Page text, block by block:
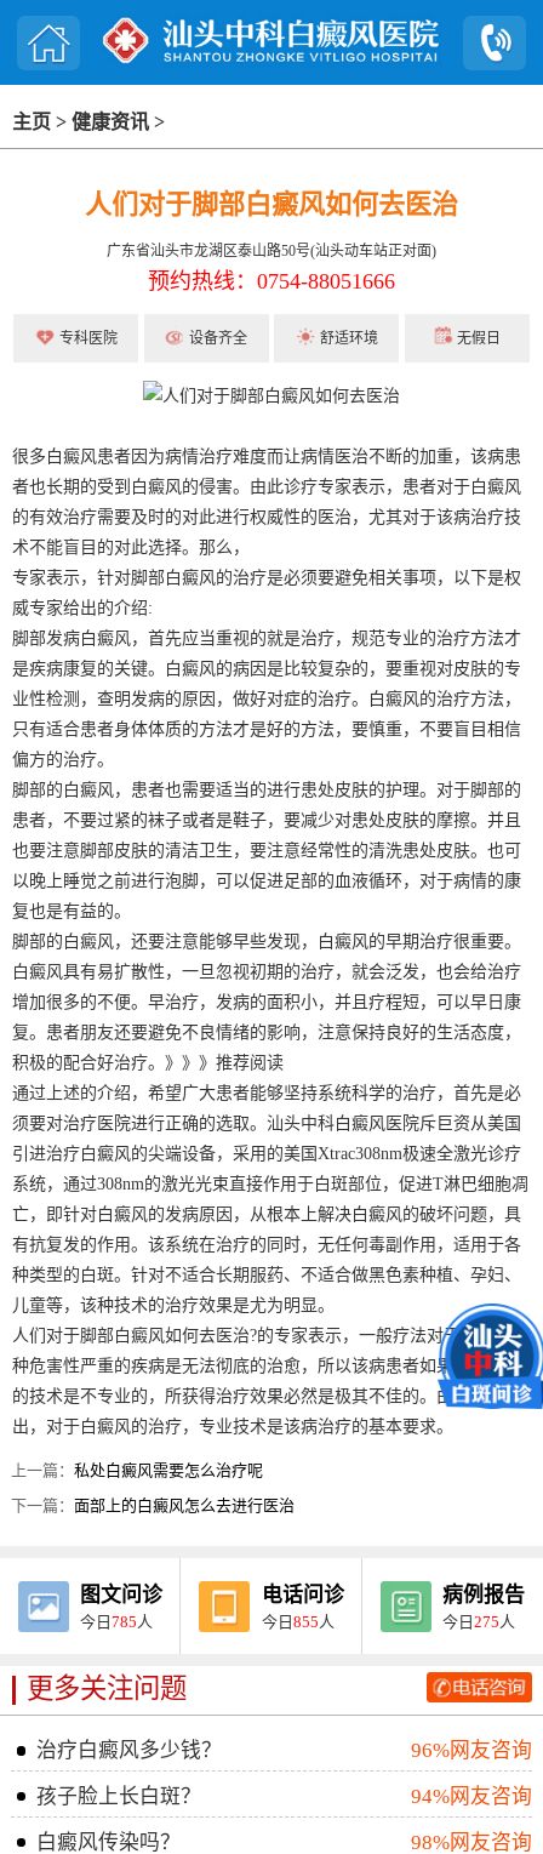
主页 > 健康资讯 >
人们对于脚部白癜风如何去医治
广东省汕头市龙湖区泰山路50号(汕头动车站正对面)
预约热线：0754-88051666
专科医院 设备齐全 舒适环境 无假日
很多白癜风患者因为病情治疗难度而让病情医治不断的加重，该病患
者也长期的受到白癜风的侵害。由此诊疗专家表示，患者对于白癜风
的有效治疗需要及时的对此进行权威性的医治，尤其对于该病治疗技
术不能盲目的对此选择。那么，
专家表示，针对脚部白癜风的治疗是必须要避免相关事项，以下是权
威专家给出的介绍:
脚部发病白癜风，首先应当重视的就是治疗，规范专业的治疗方法才
是疾病康复的关键。白癜风的病因是比较复杂的，要重视对皮肤的专
业性检测，查明发病的原因，做好对症的治疗。白癜风的治疗方法，
只有适合患者身体体质的方法才是好的方法，要慎重，不要盲目相信
偏方的治疗。
脚部的白癜风，患者也需要适当的进行患处皮肤的护理。对于脚部的
患者，不要过紧的袜子或者是鞋子，要减少对患处皮肤的摩擦。并且
也要注意脚部皮肤的清洁卫生，要注意经常性的清洗患处皮肤。也可
以晚上睡觉之前进行泡脚，可以促进足部的血液循环，对于病情的康
复也是有益的。
脚部的白癜风，还要注意能够早些发现，白癜风的早期治疗很重要。
白癜风具有易扩散性，一旦忽视初期的治疗，就会泛发，也会给治疗
增加很多的不便。早治疗，发病的面积小，并且疗程短，可以早日康
复。患者朋友还要避免不良情绪的影响，注意保持良好的生活态度，
积极的配合好治疗。》》》推荐阅读
通过上述的介绍，希望广大患者能够坚持系统科学的治疗，首先是必
须要对治疗医院进行正确的选取。汕头中科白癜风医院斥巨资从美国
引进治疗白癜风的尖端设备，采用的美国Xtrac308nm极速全激光诊疗
系统，通过308nm的激光光束直接作用于白斑部位，促进T淋巴细胞凋
亡，即针对白癜风的发病原因，从根本上解决白癜风的破坏问题，具
有抗复发的作用。该系统在治疗的同时，无任何毒副作用，适用于各
种类型的白斑。针对不适合长期服药、不适合做黑色素种植、孕妇、
儿童等，该种技术的治疗效果是尤为明显。
人们对于脚部白癜风如何去医治?的专家表示，一般疗法对于白癜风这
种危害性严重的疾病是无法彻底的治愈，所以该病患者如果一旦选择
的技术是不专业的，所获得治疗效果必然是极其不佳的。由此可以看
出，对于白癜风的治疗，专业技术是该病治疗的基本要求。
上一篇：私处白癜风需要怎么治疗呢
下一篇：面部上的白癜风怎么去进行医治
图文问诊
今日785 人
电话问诊
今日855 人
病例报告
今日275 人
更多关注问题
治疗白癜风多少钱？
96%网友咨询
孩子脸上长白斑？
94%网友咨询
白癜风传染吗？
98%网友咨询